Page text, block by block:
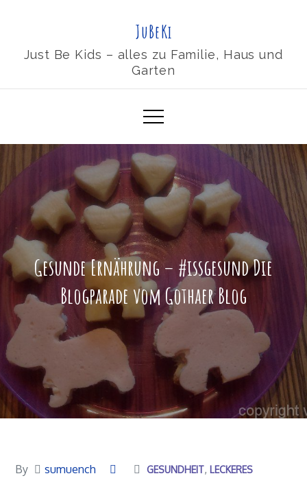
content
JuBeKi
Just Be Kids – alles zu Familie, Haus und
Garten
Gesunde Ernährung – #issgesund Die
Blogparade vom Gothaer Blog
By sumuench GESUNDHEIT LECKERES